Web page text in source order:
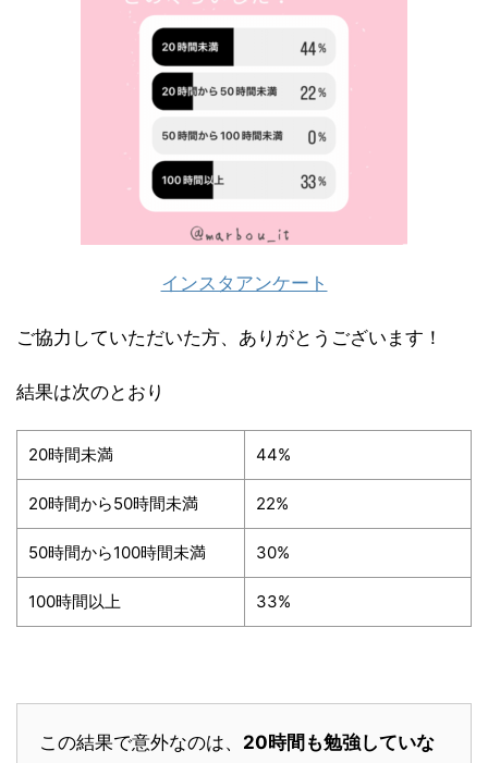
インスタアンケート
ご協力していただいた方、ありがとうございます！
結果は次のとおり
20時間未満 44%
20時間から50時間未満 22%
50時間から100時間未満 30%
100時間以上 33%
この結果で意外なのは、 20時間も勉強していな